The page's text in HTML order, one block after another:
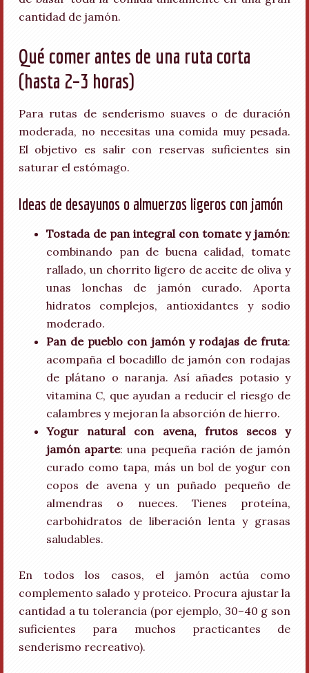
cantidad de jamón.
Qué comer antes de una ruta corta
(hasta 2–3 horas)
Para rutas de senderismo suaves o de duración
moderada, no necesitas una comida muy pesada.
El objetivo es salir con reservas suficientes sin
saturar el estómago.
Ideas de desayunos o almuerzos ligeros con jamón
Tostada de pan integral con tomate y jamón:
combinando pan de buena calidad, tomate
rallado, un chorrito ligero de aceite de oliva y
unas lonchas de jamón curado. Aporta
hidratos complejos, antioxidantes y sodio
moderado.
Pan de pueblo con jamón y rodajas de fruta:
acompaña el bocadillo de jamón con rodajas
de plátano o naranja. Así añades potasio y
vitamina C, que ayudan a reducir el riesgo de
calambres y mejoran la absorción de hierro.
Yogur natural con avena, frutos secos y
jamón aparte: una pequeña ración de jamón
curado como tapa, más un bol de yogur con
copos de avena y un puñado pequeño de
almendras o nueces. Tienes proteína,
carbohidratos de liberación lenta y grasas
saludables.
En todos los casos, el jamón actúa como
complemento salado y proteico. Procura ajustar la
cantidad a tu tolerancia (por ejemplo, 30–40 g son
suficientes para muchos practicantes de
senderismo recreativo).